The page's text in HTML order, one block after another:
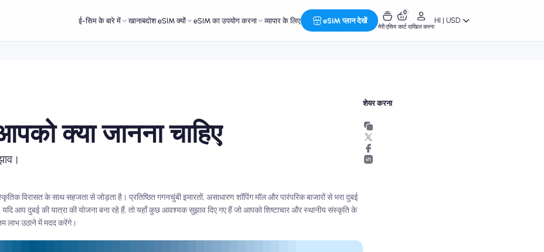
ई-सिम के बारे में खानाबदोश eSIM क्यों eSIM का उपयोग करना व्यापार के लिए eSIM प्लान देखें
मेरी एसिम
0
कार्ट दाखिल करना
HI | USD
क्या जानना चाहिए
विरासत के साथ सहजता से जोड़ता है। प्रतिष्ठित गगनचुंबी इमारतों, असाधारण शॉपिंग मॉल और पारंपरिक बाजारों से भरा दुबई
आप दुबई की यात्रा की योजना बना रहे हैं, तो यहाँ कुछ आवश्यक सुझाव दिए गए हैं जो आपको शिष्टाचार और स्थानीय संस्कृति के
लाभ उठाने में मदद करेंगे।
शेयर करना